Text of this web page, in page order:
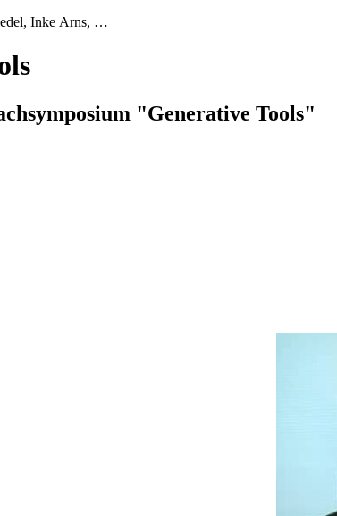
Inke Arns, …
"Generative Tools"